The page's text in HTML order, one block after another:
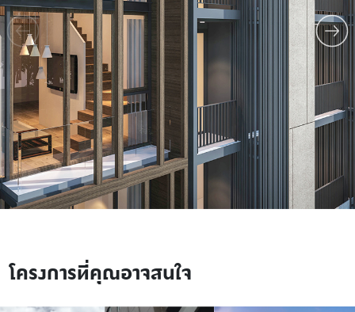
โครงการที่คุณอาจสนใจ